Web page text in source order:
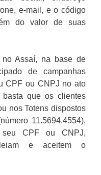
e-mail, e o código
do valor de suas
no Assaí, na base de
de campanhas
CPF ou CNPJ no ato
basta que os clientes
nos Totens dispostos
11.5694.4554),
CPF ou CNPJ,
e aceitem o